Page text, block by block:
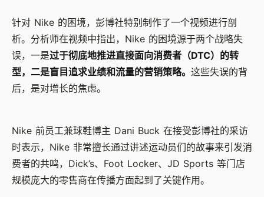
针对 Nike 的困境，彭博社特别制作了一个视频进行剖
析。分析师在视频中指出，Nike 的困境源于两个战略失
误，一是过于彻底地推进直接面向消费者（DTC）的转
型，二是盲目追求业绩和流量的营销策略。 这些失误的背
后，是对增长的焦虑。
Nike 前员工兼球鞋博主 Dani Buck 在接受彭博社的采访
时表示，Nike 非常擅长通过讲述运动员们的故事来引发消
费者的共鸣，Dick’s、Foot Locker、JD Sports 等门店
规模庞大的零售商在传播方面起到了关键作用。